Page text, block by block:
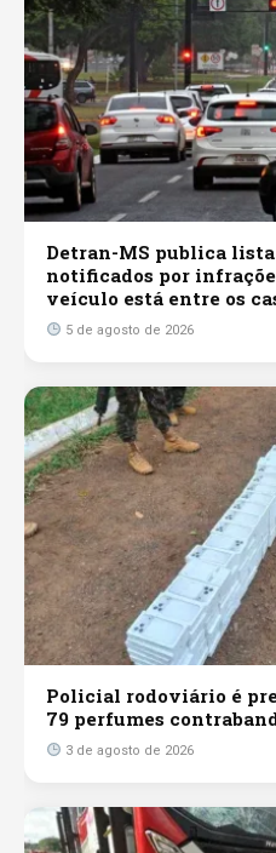
Detran-MS publica
notificados por
veículo está entre os
5 de agosto de 2026
Policial rodoviário é
79 perfumes
3 de agosto de 2026